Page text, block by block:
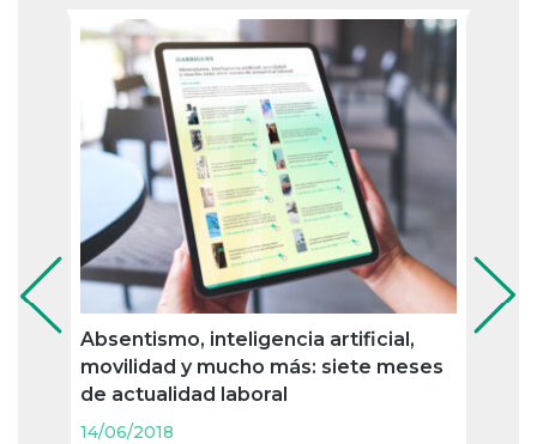
Absentismo, inteligencia artificial,
movilidad y mucho más: siete meses
de actualidad laboral
14/06/2018